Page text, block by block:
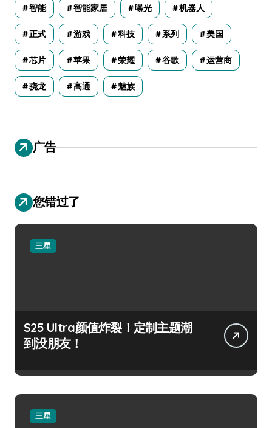
智能 智能家居 曝光 机器人
正式 游戏 科技 系列 美国
芯片 苹果 荣耀 谷歌 运营商
骁龙 高通 魅族
广告
您错过了
三星
S25 Ultra颜值炸裂！定制主题潮
到没朋友！
三星